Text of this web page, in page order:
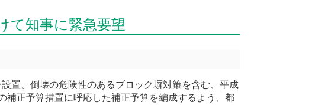
て知事に緊急要望
置、倒壊の危険性のあるブロック塀対策を含む、平成
補正予算措置に呼応した補正予算を編成するよう、都